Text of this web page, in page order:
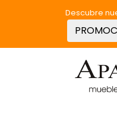
Descubre